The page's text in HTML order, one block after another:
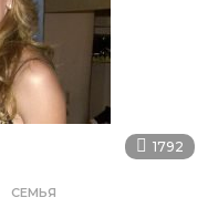
1792
,СЕМЬЯ